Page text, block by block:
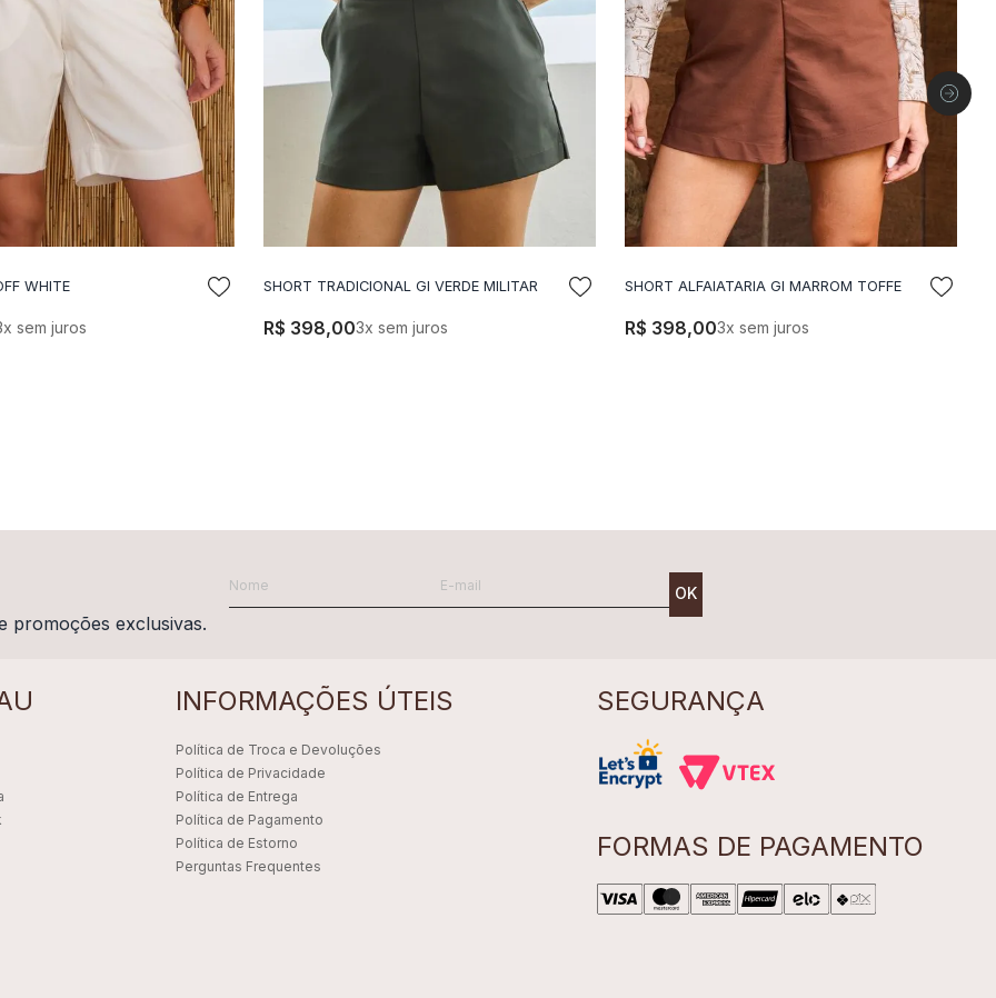
A SACOLA
WHITE
x sem juros
ADICIONAR A SACOLA
SHORT TRADICIONAL GI VERDE MILITAR
R$ 398,003x sem juros
ADICIONAR A SACOLA
SHORT ALFAIATARIA GI MARROM TOFFE
R$ 398,003x sem juros
promoções exclusivas.
OK
INFORMAÇÕES ÚTEIS
Política de Troca e Devoluções
Política de Privacidade
Política de Entrega
Política de Pagamento
Política de Estorno
Perguntas Frequentes
SEGURANÇA
FORMAS DE PAGAMENTO